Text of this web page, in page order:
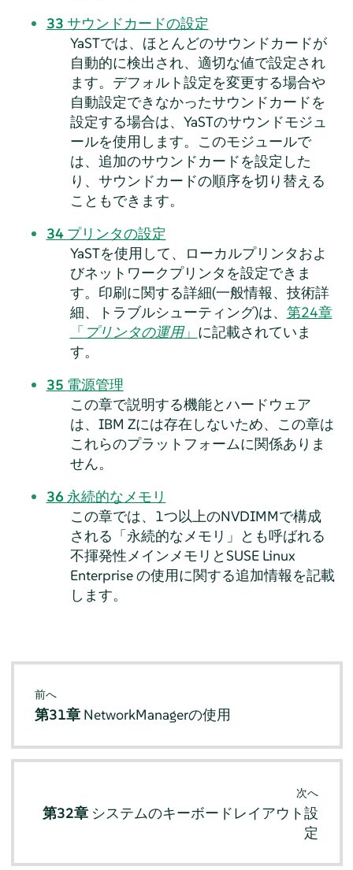
33 サウンドカードの設定
YaSTでは、ほとんどのサウンドカードが
自動的に検出され、適切な値で設定され
ます。デフォルト設定を変更する場合や
自動設定できなかったサウンドカードを
設定する場合は、YaSTのサウンドモジュ
ールを使用します。このモジュールで
は、追加のサウンドカードを設定した
り、サウンドカードの順序を切り替える
こともできます。
34 プリンタの設定
YaSTを使用して、ローカルプリンタおよ
びネットワークプリンタを設定できま
す。印刷に関する詳細(一般情報、技術詳
細、トラブルシューティング)は、 第24章
「 プリンタの運用」 に記載されていま
す。
35 電源管理
この章で説明する機能とハードウェア
は、IBM Zには存在しないため、この章は
これらのプラットフォームに関係ありま
せん。
36 永続的なメモリ
この章では、1つ以上のNVDIMMで構成
される「永続的なメモリ」とも呼ばれる
不揮発性メインメモリとSUSE Linux
Enterprise の使用に関する追加情報を記載
します。
前へ
第31章 NetworkManagerの使用
次へ
第32章 システムのキーボードレイアウト設
定